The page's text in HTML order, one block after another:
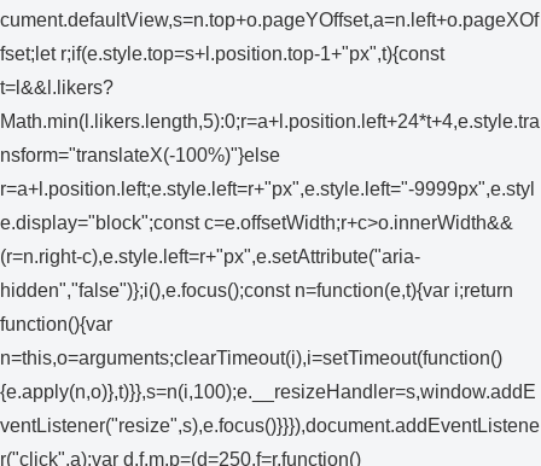
cument.defaultView,s=n.top+o.pageYOffset,a=n.left+o.pageXOf
fset;let r;if(e.style.top=s+l.position.top-1+"px",t){const
t=l&&l.likers?
Math.min(l.likers.length,5):0;r=a+l.position.left+24*t+4,e.style.tra
nsform="translateX(-100%)"}else
r=a+l.position.left;e.style.left=r+"px",e.style.left="-9999px",e.styl
e.display="block";const c=e.offsetWidth;r+c>o.innerWidth&&
(r=n.right-c),e.style.left=r+"px",e.setAttribute("aria-
hidden","false")};i(),e.focus();const n=function(e,t){var i;return
function(){var
n=this,o=arguments;clearTimeout(i),i=setTimeout(function()
{e.apply(n,o)},t)}},s=n(i,100);e.__resizeHandler=s,window.addE
ventListener("resize",s),e.focus()}}}),document.addEventListene
r("click",a);var d,f,m,p=(d=250,f=r,function()